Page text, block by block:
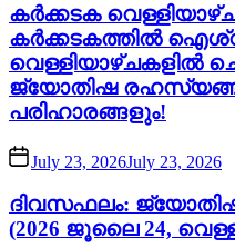
കർക്കടക
കർക്കടകത്തിൽ
വെള്ളിയാഴ്ചകളിൽ
ജ്യോതിഷ
പരിഹാരങ്ങളും!
July 23, 2026July 23, 2026
ദിവസഫലം:
(2026 ജൂലൈ 24,